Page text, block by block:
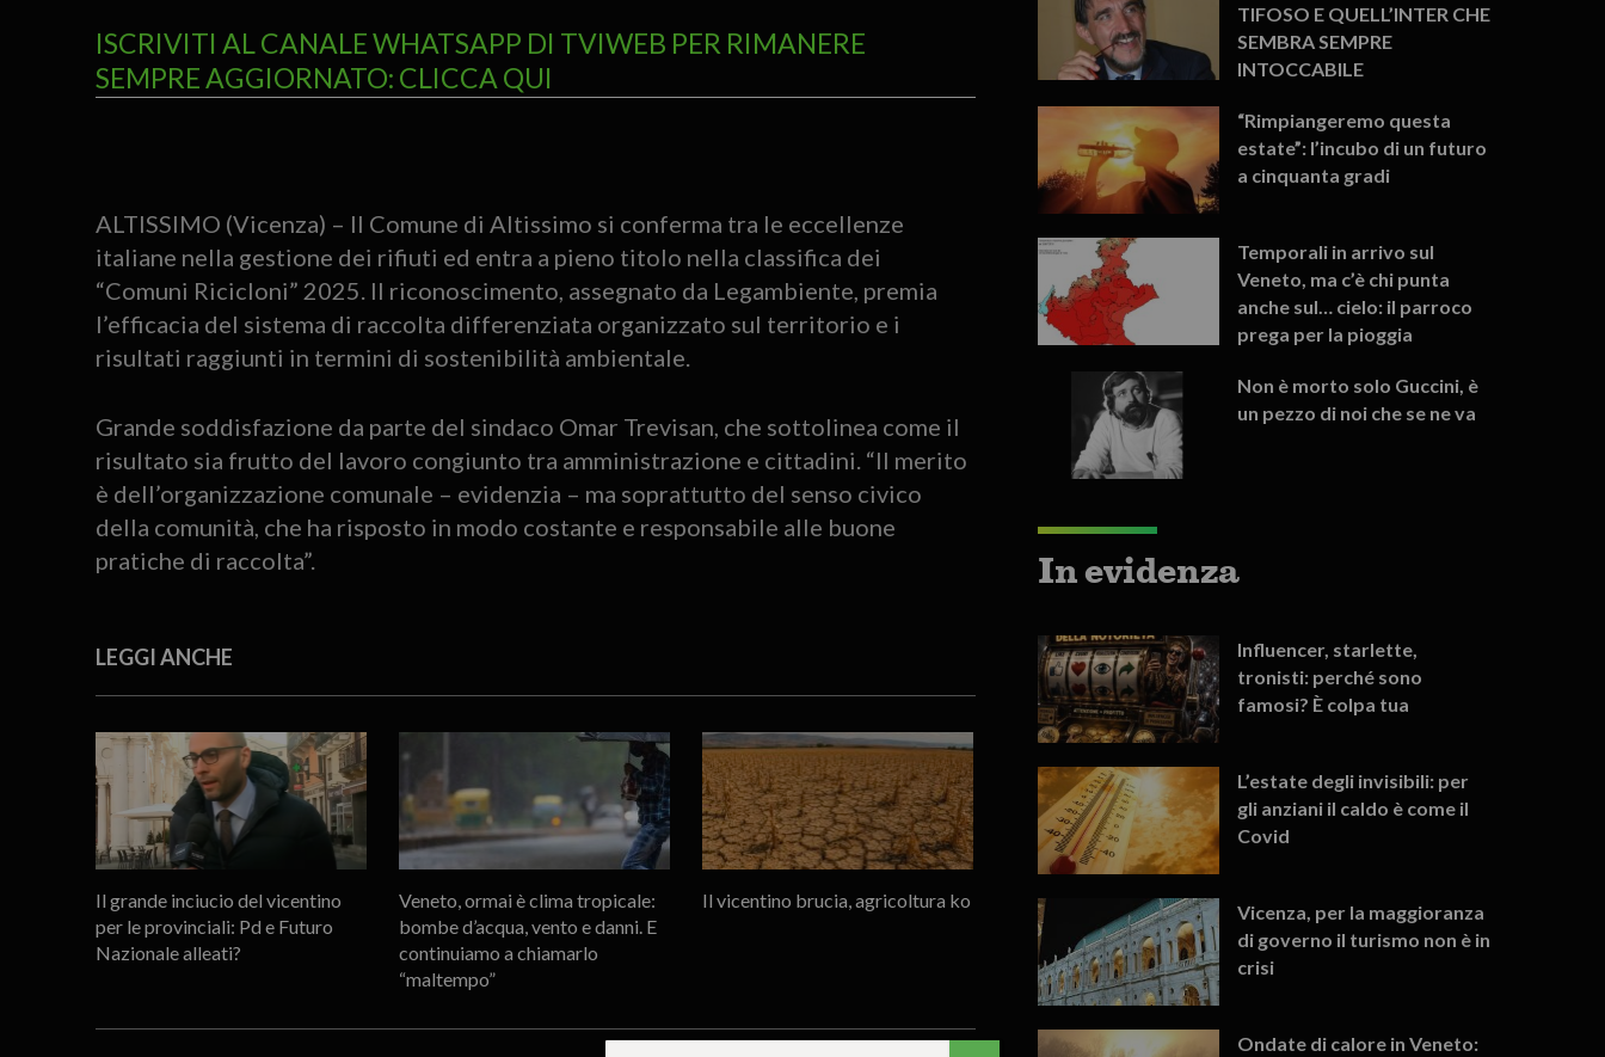
ISCRIVITI AL CANALE WHATSAPP DI TVIWEB PER RIMANERE
SEMPRE AGGIORNATO: CLICCA QUI
ALTISSIMO (Vicenza) – Il Comune di Altissimo si conferma tra le eccellenze
italiane nella gestione dei rifiuti ed entra a pieno titolo nella classifica dei
“Comuni Ricicloni” 2025. Il riconoscimento, assegnato da Legambiente, premia
l’efficacia del sistema di raccolta differenziata organizzato sul territorio e i
risultati raggiunti in termini di sostenibilità ambientale.
Grande soddisfazione da parte del sindaco Omar Trevisan, che sottolinea come il
risultato sia frutto del lavoro congiunto tra amministrazione e cittadini. “Il merito
è dell’organizzazione comunale – evidenzia – ma soprattutto del senso civico
della comunità, che ha risposto in modo costante e responsabile alle buone
pratiche di raccolta”.
LEGGI ANCHE
Il grande inciucio del vicentino
per le provinciali: Pd e Futuro
Nazionale alleati?
Veneto, ormai è clima tropicale:
bombe d’acqua, vento e danni. E
continuiamo a chiamarlo
“maltempo”
Il vicentino brucia, agricoltura ko
TIFOSO E QUELL’INTER CHE
SEMBRA SEMPRE
INTOCCABILE
“Rimpiangeremo questa
estate”: l’incubo di un futuro
a cinquanta gradi
Temporali in arrivo sul
Veneto, ma c’è chi punta
anche sul… cielo: il parroco
prega per la pioggia
Non è morto solo Guccini, è
un pezzo di noi che se ne va
In evidenza
Influencer, starlette,
tronisti: perché sono
famosi? È colpa tua
L’estate degli invisibili: per
gli anziani il caldo è come il
Covid
Vicenza, per la maggioranza
di governo il turismo non è in
crisi
Ondate di calore in Veneto: